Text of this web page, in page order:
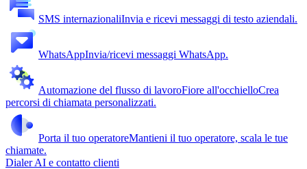
SMS internazionaliInvia e ricevi messaggi di testo aziendali.
WhatsAppInvia/ricevi messaggi WhatsApp.
Automazione del flusso di lavoroFiore all'occhielloCrea
percorsi di chiamata personalizzati.
Porta il tuo operatoreMantieni il tuo operatore, scala le tue
chiamate.
Dialer AI e contatto clienti